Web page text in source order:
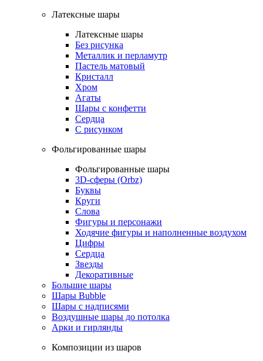
Латексные шары
Латексные шары
Без рисунка
Металлик и перламутр
Пастель матовый
Кристалл
Хром
Агаты
Шары с конфетти
Сердца
С рисунком
Фольгированные шары
Фольгированные шары
3D-сферы (Orbz)
Буквы
Круги
Слова
Фигуры и персонажи
Ходячие фигуры и наполненные воздухом
Цифры
Сердца
Звезды
Декоративные
Большие шары
Шары Bubble
Шары с надписями
Воздушные шары до потолка
Арки и гирлянды
Композиции из шаров